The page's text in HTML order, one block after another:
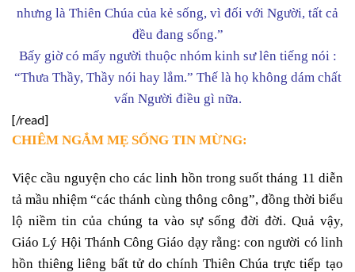
nhưng là Thiên Chúa của kẻ sống, vì đối với Người, tất cả
đều đang sống.”
Bấy giờ có mấy người thuộc nhóm kinh sư lên tiếng nói :
“Thưa Thầy, Thầy nói hay lắm.” Thế là họ không dám chất
vấn Người điều gì nữa.
[/read]
CHIÊM NGẮM MẸ SỐNG TIN MỪNG:
Việc cầu nguyện cho các linh hồn trong suốt tháng 11 diễn
tả mầu nhiệm “các thánh cùng thông công”, đồng thời biểu
lộ niềm tin của chúng ta vào sự sống đời đời. Quả vậy,
Giáo Lý Hội Thánh Công Giáo dạy rằng: con người có linh
hồn thiêng liêng bất tử do chính Thiên Chúa trực tiếp tạo